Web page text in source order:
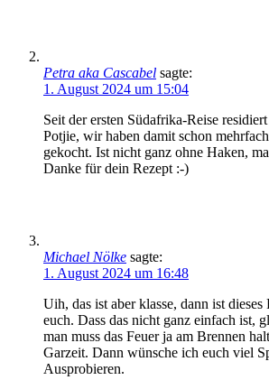
Petra aka Cascabel sagte:
1. August 2024 um 15:04
Seit der ersten Südafrika-Reise
Potjie, wir haben damit schon
gekocht. Ist nicht ganz ohne Haken,
Danke für dein Rezept :-)
Michael Nölke sagte:
1. August 2024 um 16:48
Uih, das ist aber klasse, dann ist
euch. Dass das nicht ganz einfach ist,
man muss das Feuer ja am Brennen
Garzeit. Dann wünsche ich euch viel
Ausprobieren.